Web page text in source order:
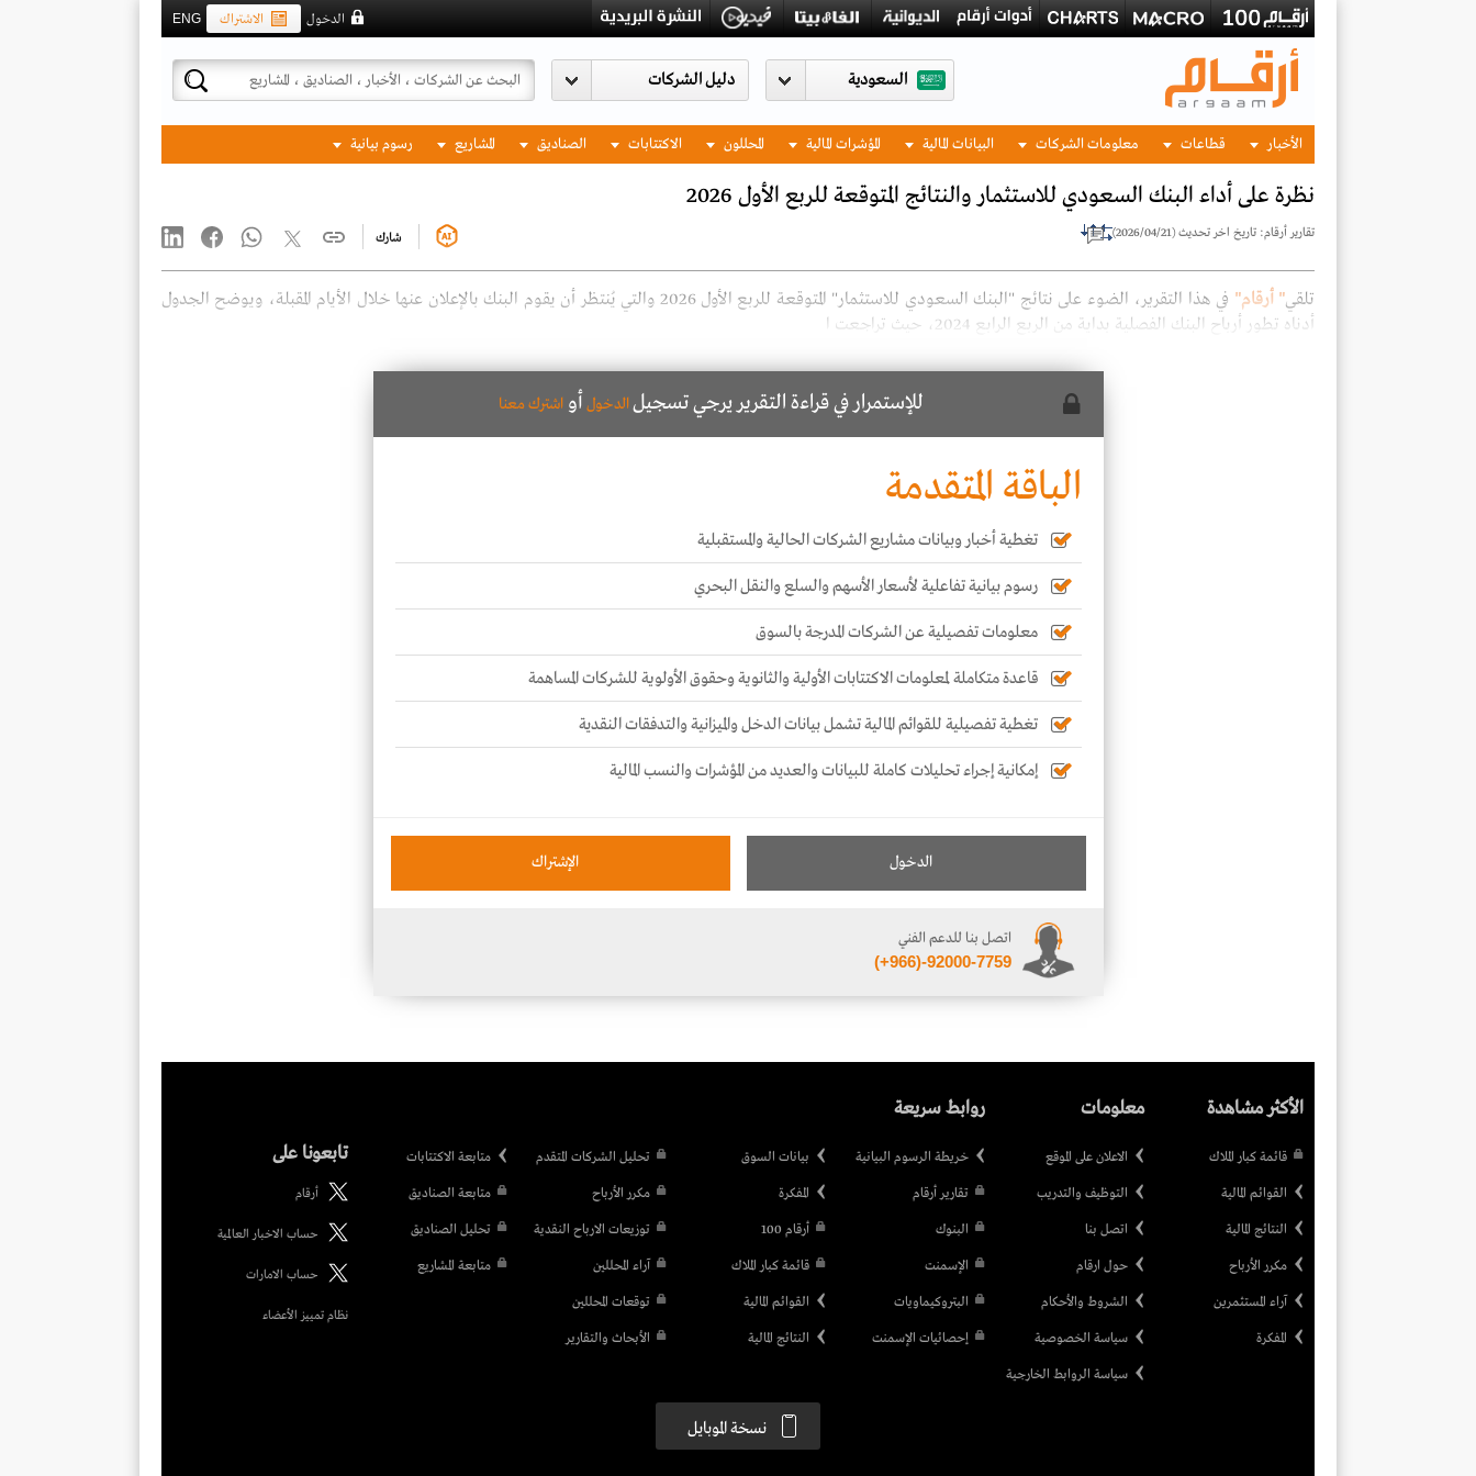
ENG الاشتراك الدخول
السعودية
الأخبار قطاعات معلومات الشركات البيانات المالية المؤشرات المالية المحللون الاكتتابات الصناديق المشاريع رسوم بيانية
نظرة على أداء البنك السعودي للاستثمار والنتائج المتوقعة للربع الأول 2026
تقارير أرقام: تاريخ اخر تحديث (2026/04/21) شارك
تلقي" أرقام" في هذا التقرير، الضوء على نتائج "البنك السعودي للاستثمار" المتوقعة للربع الأول2026 والتي يُنتظر أن يقوم البنك بالإعلان عنها خلال الأيام المقبلة، ويوضح الجدول
أدناه تطور أرباح البنك الفصلية بداية من الربع الرابع 2024 ، حيث تراجعت ا
للإستمرار في قراءة التقرير يرجي تسجيلالدخول أواشترك معنا
الباقة المتقدمة
تغطية أخبار وبيانات مشاريع الشركات الحالية والمستقبلية
رسوم بيانية تفاعلية لأسعار الأسهم والسلع والنقل البحري
معلومات تفصيلية عن الشركات المدرجة بالسوق
قاعدة متكاملة لمعلومات الاكتتابات الأولية والثانوية وحقوق الأولوية للشركات المساهمة
تغطية تفصيلية للقوائم المالية تشمل بيانات الدخل والميزانية والتدفقات النقدية
إمكانية إجراء تحليلات كاملة للبيانات والعديد من المؤشرات والنسب المالية
الدخول الإشتراك
اتصل بنا للدعم الفني
(+966)-92000-7759
الأكثر مشاهدة
قائمة كبار الملاك
القوائم المالية
النتائج المالية
مكرر الأرباح
آراء المستثمرين
المفكرة
معلومات
الاعلان على الموقع
التوظيف والتدريب
اتصل بنا
حول ارقام
الشروط والأحكام
سياسة الخصوصية
سياسة الروابط الخارجية
روابط سريعة
خريطة الرسوم البيانية
تقارير أرقام
البنوك
الإسمنت
البتروكيماويات
إحصائيات الإسمنت
بيانات السوق
المفكرة
أرقام 100
قائمة كبار الملاك
القوائم المالية
النتائج المالية
تحليل الشركات المتقدم
مكرر الأرباح
توزيعات الارباح النقدية
آراء المحللين
توقعات المحللين
الأبحاث والتقارير
متابعة الاكتتابات
متابعة الصناديق
تحليل الصناديق
متابعة المشاريع
تابعونا على
أرقام
حساب الاخبار العالمية
حساب الامارات
نظام تمييز الأعضاء
نسخة الموبايل